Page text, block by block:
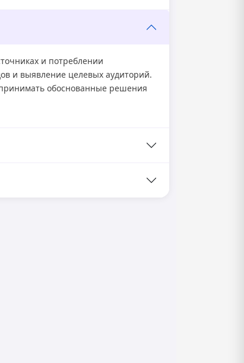
и потреблении
и выявление целевых аудиторий.
обоснованные решения